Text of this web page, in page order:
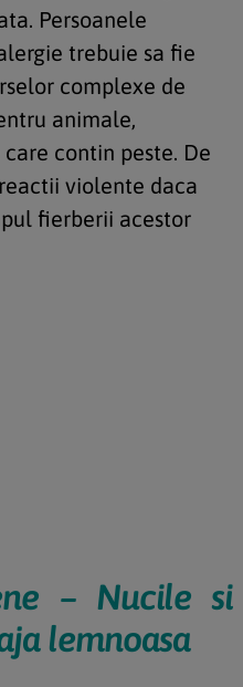
Persoanele
trebuie sa fie
complexe de
animale,
contin peste. De
violente daca
fierberii acestor
– Nucile si
lemnoasa